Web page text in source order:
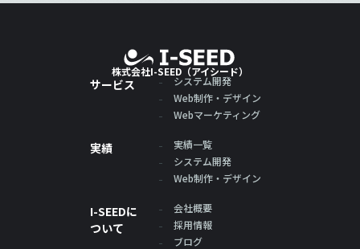
株式会社I-SEED（アイシード）
サービス
システム開発
Web制作・デザイン
Webマーケティング
実績
実績一覧
システム開発
Web制作・デザイン
I-SEEDに
ついて
会社概要
採用情報
ブログ